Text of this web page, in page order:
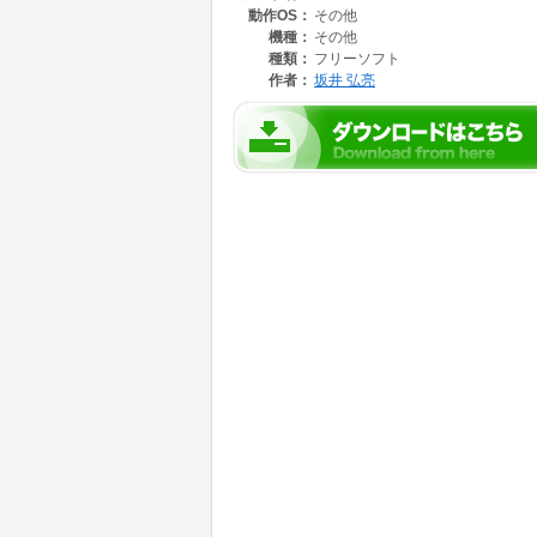
・サウンド
・フラッシュROMをファイルシステムとして
・ファイルシステムに設定保存
・起動時の実行ファイルを指定して，PC無し
インストールはmicro:bitとPCをUSBケーブル
micro:bitとPCをUSBケーブルで繋ぎ，PC側
ト，パリティ無し，ストップビット長:1，フロ
動作OS： その他
機種： その他
種類： フリーソフト
作者： 坂井 弘亮